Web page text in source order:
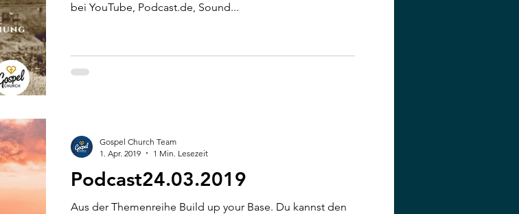
bei YouTube, Podcast.de, Sound...
Podcast24.03.2019
Aus der Themenreihe Build up your Base. Du kannst den
Gospel Church Team
1. Apr. 2019
1 Min. Lesezeit